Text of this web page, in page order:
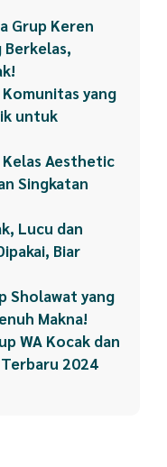
Grup Keren
Berkelas,
yang
untuk
Kelas Aesthetic
Singkatan
Lucu dan
Biar
Sholawat yang
Makna!
WA Kocak dan
2024